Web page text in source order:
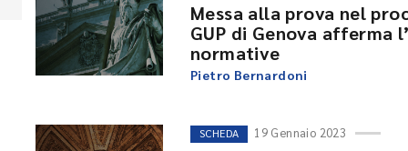
Messa alla prova nel
GUP di Genova
normative
Pietro Bernardoni
SCHEDA 19 Gennaio 2023